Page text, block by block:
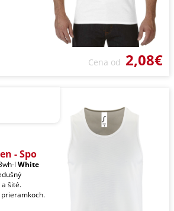
Cena od 2,08€
- Spo
l White
šité.